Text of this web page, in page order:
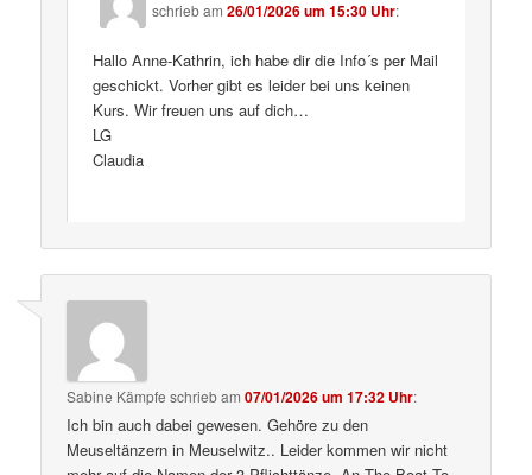
schriebam26/01/2026 um 15:30 Uhr:
Hallo Anne-Kathrin, ich habe dir die Info´s per Mail
geschickt. Vorher gibt es leider bei uns keinen
Kurs. Wir freuen uns auf dich…
LG
Claudia
Sabine Kämpfe schriebam07/01/2026 um 17:32 Uhr:
Ich bin auch dabei gewesen. Gehöre zu den
Meuseltänzern in Meuselwitz.. Leider kommen wir nicht